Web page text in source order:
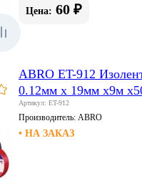
Цена: 60 ₽
ABRO ET-912
0.12мм х 19мм х9м
Артикул: ET-912
Производитель: ABRO
• НА ЗАКАЗ